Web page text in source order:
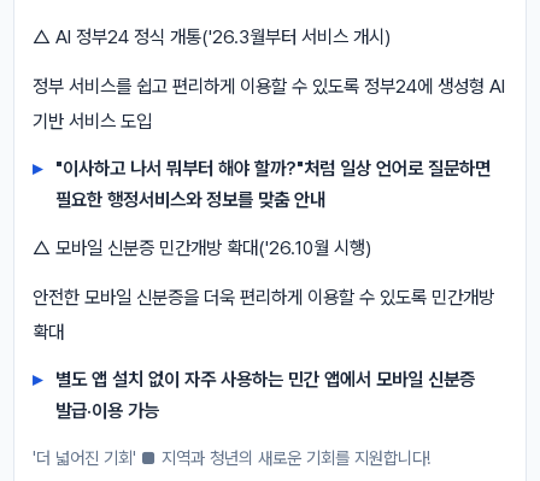
△ AI 정부24 정식 개통('26.3월부터 서비스 개시)
정부 서비스를 쉽고 편리하게 이용할 수 있도록 정부24에 생성형 AI
기반 서비스 도입
"이사하고 나서 뭐부터 해야 할까?"처럼 일상 언어로 질문하면
필요한 행정서비스와 정보를 맞춤 안내
△ 모바일 신분증 민간개방 확대('26.10월 시행)
안전한 모바일 신분증을 더욱 편리하게 이용할 수 있도록 민간개방
확대
별도 앱 설치 없이 자주 사용하는 민간 앱에서 모바일 신분증
발급·이용 가능
'더 넓어진 기회' ■ 지역과 청년의 새로운 기회를 지원합니다!